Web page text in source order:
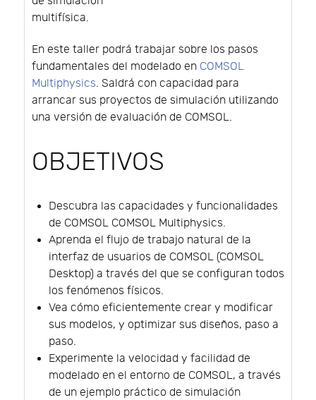
multifísica.
En este taller podrá trabajar sobre los pasos
fundamentales del modelado en COMSOL
Multiphysics. Saldrá con capacidad para
arrancar sus proyectos de simulación utilizando
una versión de evaluación de COMSOL.
OBJETIVOS
Descubra las capacidades y funcionalidades
de COMSOL COMSOL Multiphysics.
Aprenda el flujo de trabajo natural de la
interfaz de usuarios de COMSOL (COMSOL
Desktop) a través del que se configuran todos
los fenómenos físicos.
Vea cómo eficientemente crear y modificar
sus modelos, y optimizar sus diseños, paso a
paso.
Experimente la velocidad y facilidad de
modelado en el entorno de COMSOL, a través
de un ejemplo práctico de simulación